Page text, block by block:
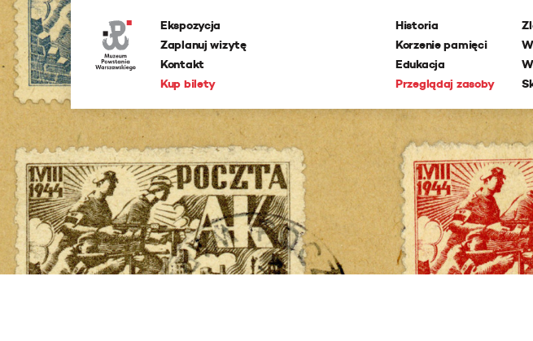
Ekspozycja
Zaplanuj wizytę
Kontakt
Kup bilety
Historia
Korzenie pamięci
Edukacja
Przeglądaj zasoby